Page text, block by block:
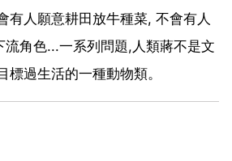
有人願意耕田放牛種菜, 不會有人
流角色...一系列問題,人類蔣不是文
標過生活的一種動物類。